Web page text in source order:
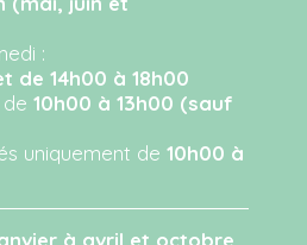
:
de 14h00 à 18h00
de10h00 à 13h00 (sauf
uniquement de10h00 à